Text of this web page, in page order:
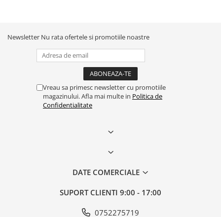
Newsletter Nu rata ofertele si promotiile noastre
Vreau sa primesc newsletter cu promotiile
magazinului. Afla mai multe in Politica de
Confidentialitate
DATE COMERCIALE
SUPORT CLIENTI 9:00 - 17:00
0752275719